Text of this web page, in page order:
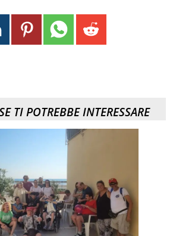
TI POTREBBE INTERESSARE